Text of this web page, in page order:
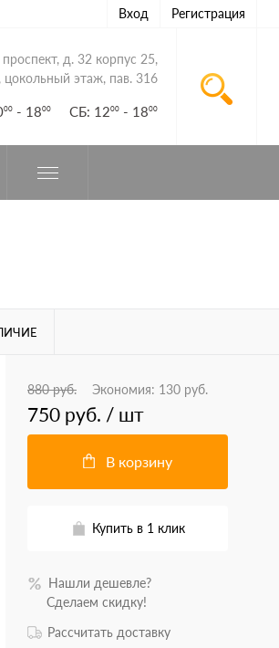
Вход Регистрация
д. 32 корпус 25,
этаж, пав. 316
00 - 1800 СБ: 1200 - 1800
880 руб. Экономия: 130 руб.
750 руб. / шт
В корзину
Купить в 1 клик
Нашли дешевле?
Сделаем скидку!
Рассчитать доставку